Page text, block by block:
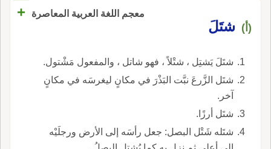
معجم اللغة العربية المعاصرة +
(أ) شتَلَ
شتَلَ يَشتِل ، شتْلاً ، فهو شاتل ، والمفعول مَشْتول.
شتَل الزَّرعَ نبَّت البَذْرَ في مكانٍ ليغرسَه في مكانٍ
آخر.
شتَل أرزًا.
شتَله شَتْل البصل: جعل رأسَه إلى الأرض ورجلَيْه